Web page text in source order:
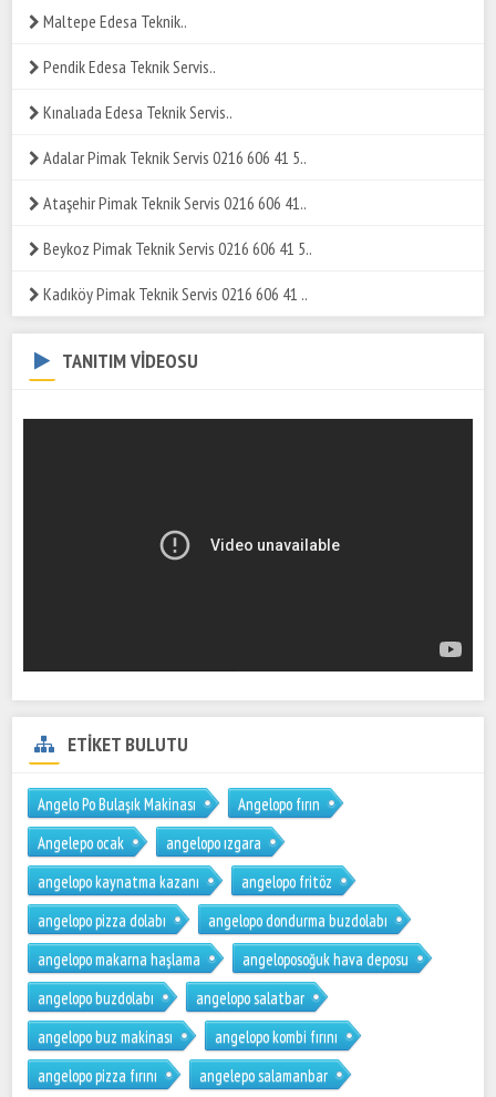
Maltepe Edesa Teknik..
Pendik Edesa Teknik Servis..
Kınalıada Edesa Teknik Servis..
Adalar Pimak Teknik Servis 0216 606 41 5..
Ataşehir Pimak Teknik Servis 0216 606 41..
Beykoz Pimak Teknik Servis 0216 606 41 5..
Kadıköy Pimak Teknik Servis 0216 606 41 ..
TANITIM VİDEOSU
ETİKET BULUTU
Angelo Po Bulaşık Makinası
Angelopo fırın
Angelepo ocak
angelopo ızgara
angelopo kaynatma kazanı
angelopo fritöz
angelopo pizza dolabı
angelopo dondurma buzdolabı
angelopo makarna haşlama
angeloposoğuk hava deposu
angelopo buzdolabı
angelopo salatbar
angelopo buz makinası
angelopo kombi fırını
angelopo pizza fırını
angelepo salamanbar